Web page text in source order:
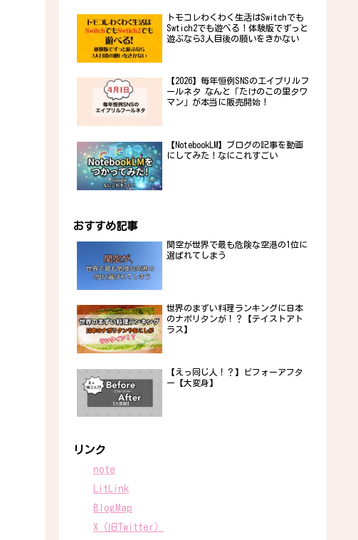
トモコレわくわく生活はSwitchでも
Swtich2でも遊べる！体験版でずっと
遊ぶなら3人目後の願いをきかない
【2026】毎年恒例SNSのエイプリルフ
ールネタ なんと「たけのこの里タワ
マン」が本当に販売開始！
【NotebookLM】ブログの記事を動画
にしてみた！なにこれすごい
おすすめ記事
関空が世界で最も危険な空港の1位に
選ばれてしまう
世界のまずい料理ランキングに日本
のナポリタンが！？【テイストアト
ラス】
【えっ同じ人！？】ビフォーアフタ
ー【大変身】
リンク
note
LitLink
BlogMap
X（旧Twitter）